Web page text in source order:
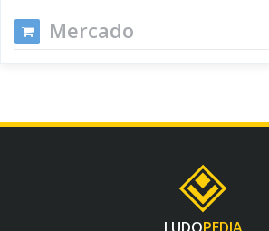
Mercado